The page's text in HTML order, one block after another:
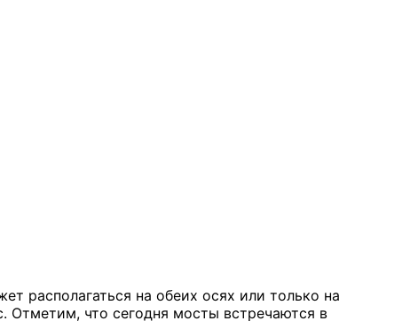
располагаться на обеих осях или только на
Отметим, что сегодня мосты встречаются в